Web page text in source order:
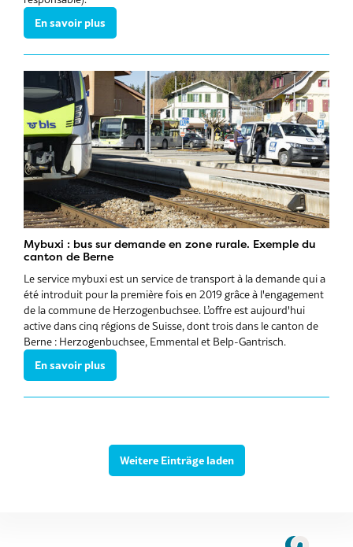
En savoir plus
Mybuxi : bus sur demande en zone rurale. Exemple du
canton de Berne
Le service mybuxi est un service de transport à la demande qui a
été introduit pour la première fois en 2019 grâce à l'engagement
de la commune de Herzogenbuchsee. L’offre est aujourd'hui
active dans cinq régions de Suisse, dont trois dans le canton de
Berne : Herzogenbuchsee, Emmental et Belp-Gantrisch.
En savoir plus
Weitere Einträge laden